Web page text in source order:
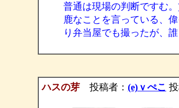
普通は現場の判断ですむ
鹿なことを言っている、
り弁当屋でも撮ったが、
ハスの芽投稿者： (e)ｖぺこ